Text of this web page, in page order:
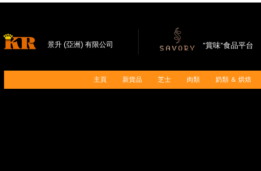
景升 (亞洲) 有限公司 "賞味"食品平台
主頁 新貨品 芝士 肉類 奶類 ＆ 烘焙